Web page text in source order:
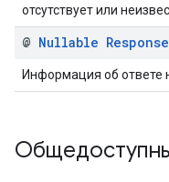
отсутствует или
@ Nullable Response
Информация об ответе